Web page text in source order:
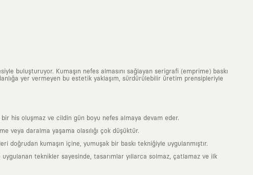
buluşturuyor. Kumaşın nefes almasını sağlayan serigrafi (emprime) baskı
yer vermeyen bu estetik yaklaşım, sürdürülebilir üretim prensipleriyle
his oluşmaz ve cildin gün boyu nefes almaya devam eder.
veya daralma yaşama olasılığı çok düşüktür.
doğrudan kumaşın içine, yumuşak bir baskı tekniğiyle uygulanmıştır.
teknikler sayesinde, tasarımlar yıllarca solmaz, çatlamaz ve ilk